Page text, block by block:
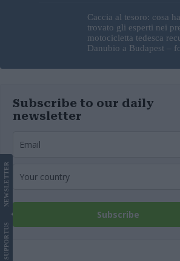
Caccia al tesoro: cosa
trovato gli esperti nei
motocicletta tedesca
Danubio a Budapest –
Subscribe to our daily
newsletter
Subscribe
SUPPORT
US
NEWS
LETTER